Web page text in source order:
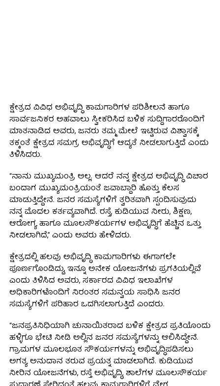
ಕ್ಷೇತ್ರದ ವಿವಿಧ ಅಭಿವೃದ್ಧಿ ಕಾಮಗಾರಿಗಳ ಪರಿಶೀಲನೆ ಹಾಗೂ
ಸಾರ್ವಜನಿಕರ ಅಹವಾಲು ಸ್ವೀಕರಿಸಿದ ಬಳಿಕ ಸುದ್ದಿಗಾರರೊಂದಿಗೆ
ಮಾತನಾಡಿದ ಅವರು, ಜನರು ತಮ್ಮ ಮೇಲೆ ಇಟ್ಟಿರುವ ವಿಶ್ವಾಸಕ್ಕೆ
ತಕ್ಕಂತೆ ಕ್ಷೇತ್ರದ ಸಮಗ್ರ ಅಭಿವೃದ್ಧಿಗೆ ಆದ್ಯತೆ ನೀಡಲಾಗುತ್ತಿದೆ ಎಂದು
ತಿಳಿಸಿದರು.
“ನಾನು ಮುಖ್ಯಮಂತ್ರಿ ಅಲ್ಲ. ಆದರೆ ನನ್ನ ಕ್ಷೇತ್ರದ ಅಭಿವೃದ್ಧಿ ವಿಚಾರ
ಬಂದಾಗ ಮುಖ್ಯಮಂತ್ರಿಯಂತೆ ಜವಾಬ್ದಾರಿ ಹೊತ್ತು ಕೆಲಸ
ಮಾಡುತ್ತಿದ್ದೇನೆ. ಜನರ ಸಮಸ್ಯೆಗಳಿಗೆ ತ್ವರಿತವಾಗಿ ಸ್ಪಂದಿಸುವುದು
ನನ್ನ ಮೊದಲ ಕರ್ತವ್ಯವಾಗಿದೆ. ರಸ್ತೆ, ಕುಡಿಯುವ ನೀರು, ಶಿಕ್ಷಣ,
ಆರೋಗ್ಯ ಹಾಗೂ ಮೂಲಸೌಕರ್ಯಗಳ ಅಭಿವೃದ್ಧಿಗೆ ಹೆಚ್ಚಿನ ಒತ್ತು
ನೀಡಲಾಗಿದೆ,” ಎಂದು ಅವರು ಹೇಳಿದರು.
ಕ್ಷೇತ್ರದಲ್ಲಿ ಹಲವು ಅಭಿವೃದ್ಧಿ ಕಾಮಗಾರಿಗಳು ಈಗಾಗಲೇ
ಪೂರ್ಣಗೊಂಡಿದ್ದು, ಇನ್ನೂ ಅನೇಕ ಯೋಜನೆಗಳು ಪ್ರಗತಿಯಲ್ಲಿವೆ
ಎಂದು ತಿಳಿಸಿದ ಅವರು, ಸರ್ಕಾರದ ವಿವಿಧ ಇಲಾಖೆಗಳ
ಅಧಿಕಾರಿಗಳೊಂದಿಗೆ ನಿರಂತರ ಸಮನ್ವಯ ಸಾಧಿಸಿ ಜನರ
ಸಮಸ್ಯೆಗಳಿಗೆ ಪರಿಹಾರ ಒದಗಿಸಲಾಗುತ್ತಿದೆ ಎಂದರು.
“ಜನಪ್ರತಿನಿಧಿಯಾಗಿ ಚುನಾಯಿತರಾದ ಬಳಿಕ ಕ್ಷೇತ್ರದ ಪ್ರತಿಯೊಂದು
ಹಳ್ಳಿಗೂ ಭೇಟಿ ನೀಡಿ ಅಲ್ಲಿನ ಜನರ ಸಮಸ್ಯೆಗಳನ್ನು ಆಲಿಸಿದ್ದೇನೆ.
ಗ್ರಾಮಗಳ ಮೂಲಭೂತ ಸೌಕರ್ಯಗಳನ್ನು ಅಭಿವೃದ್ಧಿಪಡಿಸಲು
ಅಗತ್ಯ ಅನುದಾನ ತರುವ ಪ್ರಯತ್ನ ಮಾಡಲಾಗಿದೆ. ಕುಡಿಯುವ
ನೀರಿನ ಯೋಜನೆಗಳು, ರಸ್ತೆ ಅಭಿವೃದ್ಧಿ, ಶಾಲೆಗಳ ಮೂಲಸೌಕರ್ಯ